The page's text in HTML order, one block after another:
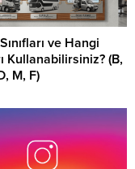
ve Hangi
Kullanabilirsiniz? (B,
M, F)